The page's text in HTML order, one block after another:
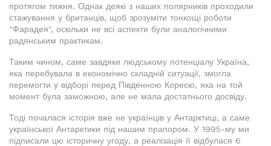
протягом тижня. Однак деякі з наших полярників проходили
стажування у британців, щоб зрозуміти тонкощі роботи
"Фарадея", оскільки не всі аспекти були аналогічними
радянським практикам.
Таким чином, саме завдяки людському потенціалу Україна,
яка перебувала в економічно складній ситуації, змогла
перемогти у відборі перед Південною Кореєю, яка на той
момент була заможною, але не мала достатнього досвіду.
Тоді почалася історія вже не українців у Антарктиці, а саме
української Антарктики під нашим прапором. У 1995-му ми
підписали цю історичну угоду, а реалізація її відбулася 6